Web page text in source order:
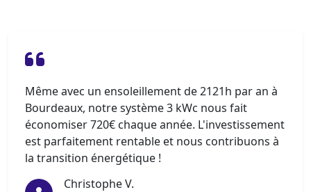
Même avec un ensoleillement de 2121h par an à
Bourdeaux, notre système 3 kWc nous fait
économiser 720€ chaque année. L'investissement
est parfaitement rentable et nous contribuons à
la transition énergétique !
Christophe V.